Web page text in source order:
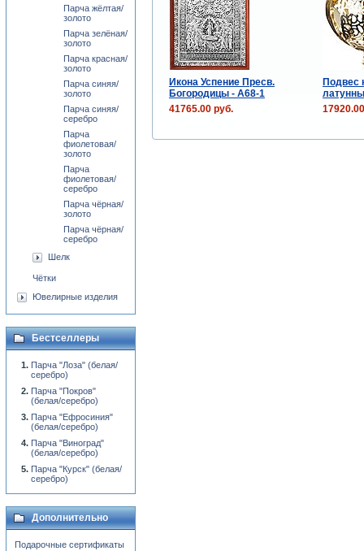
Икона Успение Пресв.
Богородицы - А68-1
Подвес
41765.00 руб.
Парча жёлтая/
золото
Парча зелёная/
золото
Парча красная/
золото
Парча синяя/
золото
Парча синяя/
серебро
Парча
фиолетовая/
золото
Парча
фиолетовая/
серебро
Парча чёрная/
золото
Парча чёрная/
серебро
Шелк
Чётки
Ювелирные изделия
Бестселлеры
Парча "Лоза" (белая/
серебро)
Парча "Покров"
(белая/серебро)
Парча "Ефросиния"
(белая/серебро)
Парча "Виноград"
(белая/серебро)
Парча "Курск" (белая/
серебро)
Дополнительно
Подарочные сертификаты